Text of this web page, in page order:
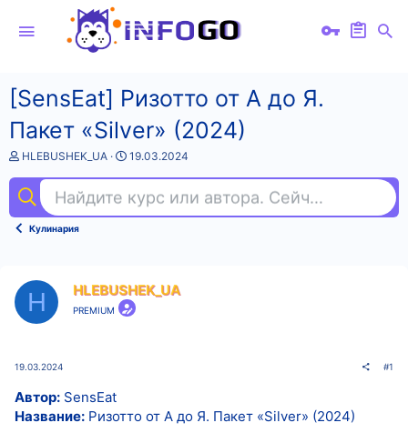
[SensЕat] Ризотто от А до Я.
Пакет «Silver» (2024)
А
т
о
т
HLEBUSHEK_UA
Д
а
н
а
19.03.2024
Найдите курс или автора. Сейчас ищут
Кулинария
H HLEBUSHEK_UA
PREMIUM
19.03.2024 #1
Автор: SensЕat
Название: Ризотто от А до Я. Пакет «Silver» (2024)